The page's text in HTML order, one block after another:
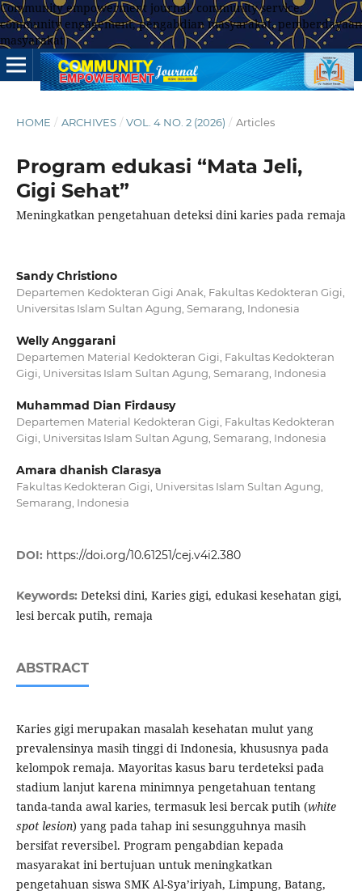
Community empowerment journal, community service,
community engagement, pengabdian masyarakat, pemberdayaan
masyarakat
HOME / ARCHIVES / VOL. 4 NO. 2 (2026) / Articles
Program edukasi “Mata Jeli,
Gigi Sehat”
Meningkatkan pengetahuan deteksi dini karies pada remaja
Sandy Christiono
Departemen Kedokteran Gigi Anak, Fakultas Kedokteran Gigi,
Universitas Islam Sultan Agung, Semarang, Indonesia
Welly Anggarani
Departemen Material Kedokteran Gigi, Fakultas Kedokteran
Gigi, Universitas Islam Sultan Agung, Semarang, Indonesia
Muhammad Dian Firdausy
Departemen Material Kedokteran Gigi, Fakultas Kedokteran
Gigi, Universitas Islam Sultan Agung, Semarang, Indonesia
Amara dhanish Clarasya
Fakultas Kedokteran Gigi, Universitas Islam Sultan Agung,
Semarang, Indonesia
DOI: https://doi.org/10.61251/cej.v4i2.380
Keywords: Deteksi dini, Karies gigi, edukasi kesehatan gigi,
lesi bercak putih, remaja
ABSTRACT
Karies gigi merupakan masalah kesehatan mulut yang
prevalensinya masih tinggi di Indonesia, khususnya pada
kelompok remaja. Mayoritas kasus baru terdeteksi pada
stadium lanjut karena minimnya pengetahuan tentang
tanda-tanda awal karies, termasuk lesi bercak putih (white
spot lesion) yang pada tahap ini sesungguhnya masih
bersifat reversibel. Program pengabdian kepada
masyarakat ini bertujuan untuk meningkatkan
pengetahuan siswa SMK Al-Sya’iriyah, Limpung, Batang,